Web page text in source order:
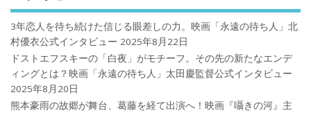
3年恋人を待ち続けた信じる眼差しの力。映画「永遠の待ち人」北
村優衣公式インタビュー 2025年8月22日
ドストエフスキーの「白夜」がモチーフ。その先の新たなエンデ
ィングとは？映画「永遠の待ち人」太田慶監督公式インタビュー
2025年8月20日
熊本豪雨の故郷が舞台、葛藤を経て出演へ！映画『囁きの河』主